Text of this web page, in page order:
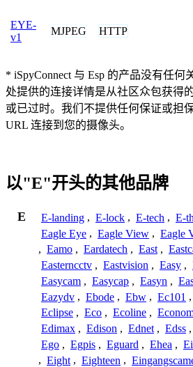
EYE-
v1
MJPEG HTTP
* iSpyConnect 与 Esp 的产品没有任
处提供的连接详情是从社区众包获得
或已过时。我们不提供任何保证或担
URL 连接到您的摄像头。
以"E"开头的其他品牌
E E-landing , E-lock , E-tech , E-
Eagle Eye , Eagle View , Eagle
, Eamo , Eardatech , East ,
Easterncctv , Eastvision , Easy ,
Easycam , Easycap , Easyn ,
Eazydv , Ebode , Ebw , Ec101 ,
Eclipse , Eco , Ecoline ,
Edimax , Edison , Ednet , Edss ,
Ego , Egpis , Eguard , Ehea ,
, Eight , Eighteen ,